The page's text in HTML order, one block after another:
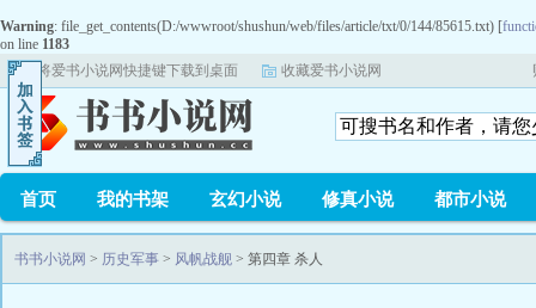
Warning: file_get_contents(D:/wwwroot/shushun/web/files/article/txt/0/144/85615.txt) [
on line 1183
将爱书小说网快捷键下载到桌面
收藏爱书小说网
首页 我的书架 玄幻小说 修真小说 都市小说
书书小说网 > 历史军事 > 风帆战舰 > 第四章 杀人